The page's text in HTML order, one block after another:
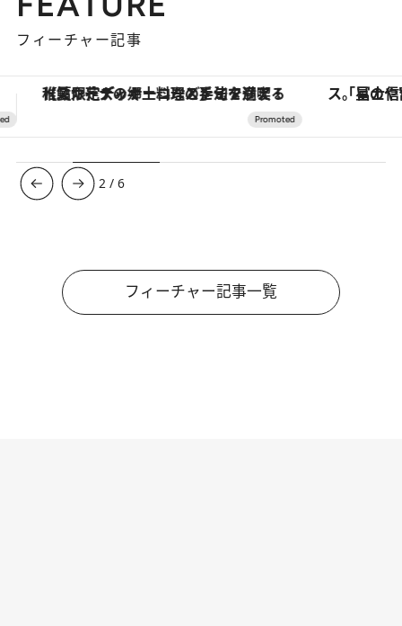
フィーチャー記事
「星のや富士」でデジタルデトックス。冨士信仰の歴史を辿り、心身を調える。 【銀座で出合う最旬美容】美髪ケアや上質
3 /6
フィーチャー記事一覧